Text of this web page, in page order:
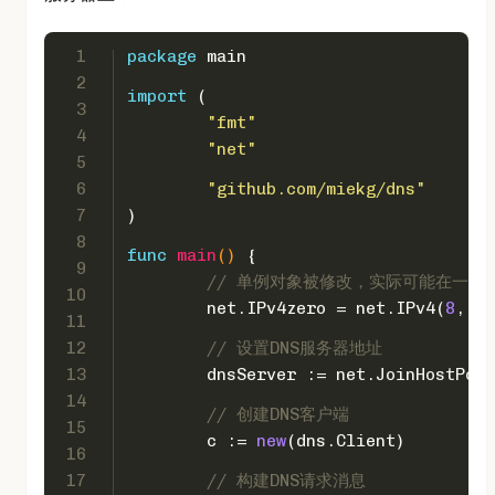
1
2
3
4
5
6
7
8
9
10
11
12
13
14
15
16
17
package main
import (
"fmt"
"net"
"github.com/miekg/dns"
)
func
main ()
{
// 单例对象被修改，实际可能在一
	net.IPv4zero = net.IPv4(
8 ,
// 设置DNS服务器地址
dnsServer :=
// 创建DNS客户端
	c :=
new(dns.Client)
// 构建DNS请求消息